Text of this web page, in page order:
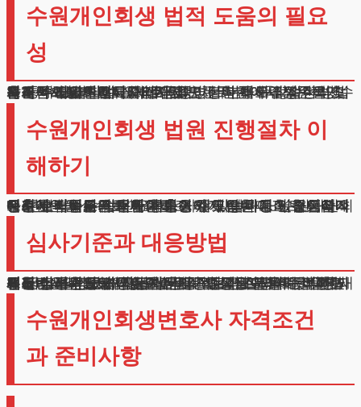
수원개인회생 법적 도움의 필요
성
혼자서 해결하려다 어려움을 겪는 분들이 많습니다. 수원개인회생 변호사와 상담하면 정확한 해결방안을 찾으실 수 있습니다.
특히 투자나 사업 실패로 인한 채무는 더욱 전문적인 접근이 필요한데요. 채무금액이 크더라도 적절한 방법을 통해 해결할 수 있습니다.
자격심사부터 서류준비까지 모든 단계에서 실수하지 않도록 도와드립니다. 소득증빙이나 채무내역 정리도 체계적으로 진행해드리지요.
수원개인회생 법원 진행절차 이
해하기
수원지역 법원은 독특한 특성이 있습니다. 서류심사가 매우 철저하고, 보완요청도 자주 있습니다. 수원개인회생 변호사들은 이러한 특성을 잘 파악하고 있습니다.
동시에 배우자의 재산을 반영하지 않는 등 신청인에게 유리한 기준도 적용됩니다.
신청서 작성부터 법원 제출까지 모든 과정이 중요합니다. 한 번의 실수로 기각될 수 있기 때문이죠. 소득과 지출내역을 꼼꼼히 확인하고, 채무상환 계획도 현실적으로 수립해야 합니다.
심사기준과 대응방법
법원 심사과정에서는 여러 기준이 검토됩니다. 직장 재직기간, 월평균 수입, 필수생계비 등을 꼼꼼히 살펴보게 되죠. 일정하지 않은 소득이 있으신 분들도 걱정마세요.
프리랜서나 자영업자도 관련 증빙자료만 잘 준비하면 인정받을 수 있습니다.
채무 발생원인도 중요한 심사기준입니다. 부득이한 사유로 어려움을 겪게 된 상황을 잘 설명드려야 합니다. 생활비나 의료비, 사업자금 등으로 인한 채무는 물론, 투자나 보증으로 인한 채무도 적절한 설명이 뒷받침되면 긍정적 검토가 가능합니다.
수원개인회생변호사 자격조건
과 준비사항